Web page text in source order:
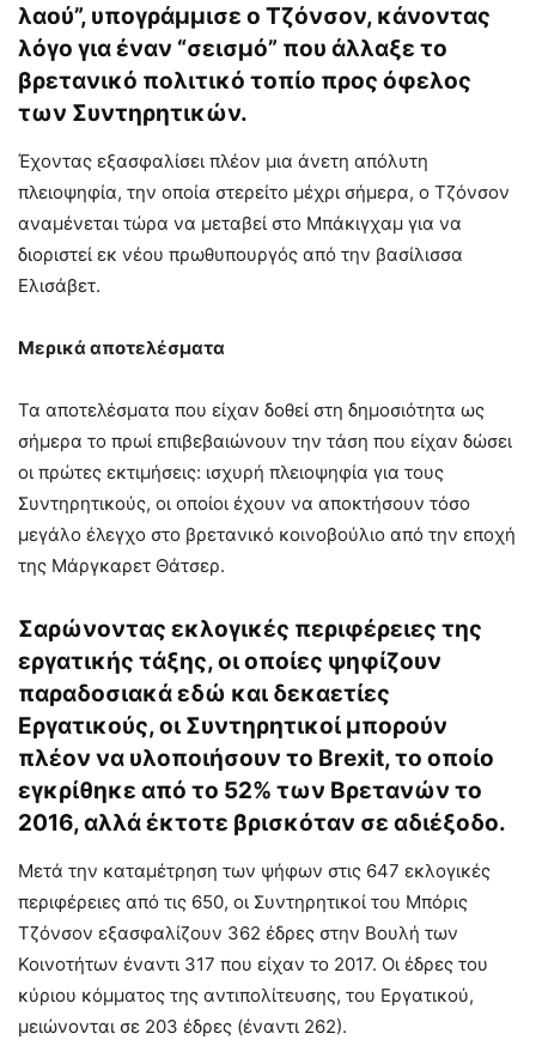
λαού”, υπογράμμισε ο Τζόνσον, κάνοντας
λόγο για έναν “σεισμό” που άλλαξε το
βρετανικό πολιτικό τοπίο προς όφελος
των Συντηρητικών.
Έχοντας εξασφαλίσει πλέον μια άνετη απόλυτη
πλειοψηφία, την οποία στερείτο μέχρι σήμερα, ο Τζόνσον
αναμένεται τώρα να μεταβεί στο Μπάκιγχαμ για να
διοριστεί εκ νέου πρωθυπουργός από την βασίλισσα
Ελισάβετ.
Μερικά αποτελέσματα
Τα αποτελέσματα που είχαν δοθεί στη δημοσιότητα ως
σήμερα το πρωί επιβεβαιώνουν την τάση που είχαν δώσει
οι πρώτες εκτιμήσεις: ισχυρή πλειοψηφία για τους
Συντηρητικούς, οι οποίοι έχουν να αποκτήσουν τόσο
μεγάλο έλεγχο στο βρετανικό κοινοβούλιο από την εποχή
της Μάργκαρετ Θάτσερ.
Σαρώνοντας εκλογικές περιφέρειες της
εργατικής τάξης, οι οποίες ψηφίζουν
παραδοσιακά εδώ και δεκαετίες
Εργατικούς, οι Συντηρητικοί μπορούν
πλέον να υλοποιήσουν το Brexit, το οποίο
εγκρίθηκε από το 52% των Βρετανών το
2016, αλλά έκτοτε βρισκόταν σε αδιέξοδο.
Μετά την καταμέτρηση των ψήφων στις 647 εκλογικές
περιφέρειες από τις 650, οι Συντηρητικοί του Μπόρις
Τζόνσον εξασφαλίζουν 362 έδρες στην Βουλή των
Κοινοτήτων έναντι 317 που είχαν το 2017. Οι έδρες του
κύριου κόμματος της αντιπολίτευσης, του Εργατικού,
μειώνονται σε 203 έδρες (έναντι 262).